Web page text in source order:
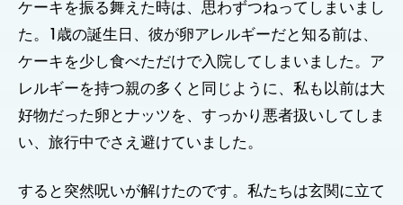
ケーキを振る舞えた時は、思わずつねってしまいまし
た。1歳の誕生日、彼が卵アレルギーだと知る前は、
ケーキを少し食べただけで入院してしまいました。ア
レルギーを持つ親の多くと同じように、私も以前は大
好物だった卵とナッツを、すっかり悪者扱いしてしま
い、旅行中でさえ避けていました。
すると突然呪いが解けたのです。私たちは玄関に立て